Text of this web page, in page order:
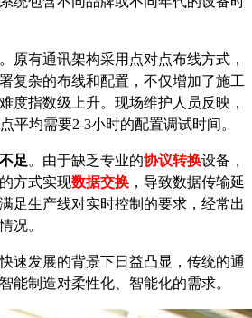
。原有通讯架构采用点对点布线方式，
复杂的布线和配置，不仅增加了施工
度指数级上升。现场维护人员反映，
平均需要2-3小时的配置调试时间。
足。由于缺乏专业的协议转换设备，
方式实现数据交换 ，导致数据传输延
足生产线对实时控制的要求，经常出
况。
速发展的背景下日益凸显，传统的通
能制造对柔性化、智能化的需求。